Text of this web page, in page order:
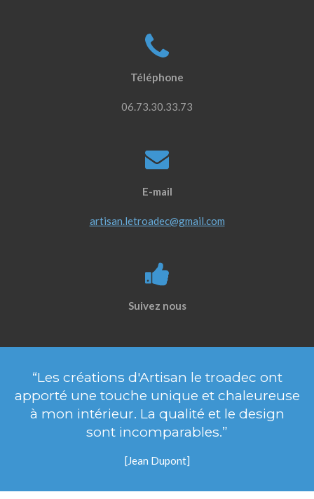
Téléphone
06.73.30.33.73
E-mail
artisan.letroadec@gmail.com
Suivez nous
“Les créations d'Artisan le troadec ont
apporté une touche unique et chaleureuse
à mon intérieur. La qualité et le design
sont incomparables.”
[Jean Dupont]